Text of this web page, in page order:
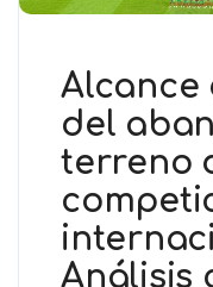
Alcance
del
terreno
Análisis